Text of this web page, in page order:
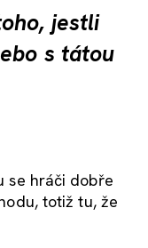
jestli
s tátou
se hráči dobře
totiž tu, že